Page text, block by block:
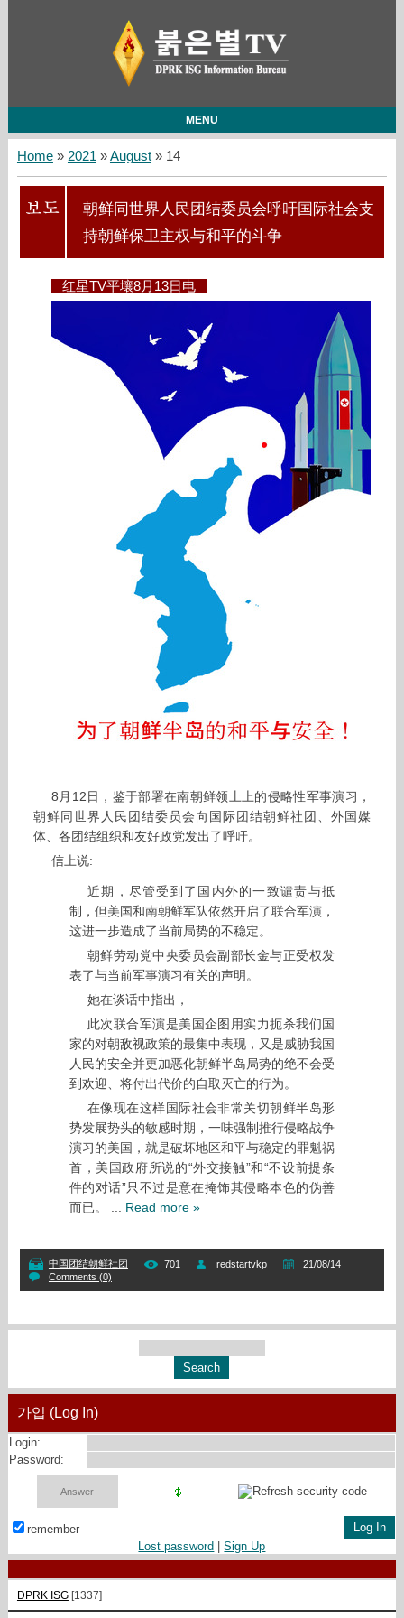
MENU
Home» 2021 »August » 14
朝鲜同世界人民团结委员会呼吁国际社会支
持朝鲜保卫主权与和平的斗争
红星TV平壤8月13日电
8月12日，鉴于部署在南朝鲜领土上的侵略性军事演习，
朝鲜同世界人民团结委员会向国际团结朝鲜社团、外国媒
体、各团结组织和友好政党发出了呼吁。
信上说:
近期，尽管受到了国内外的一致谴责与抵
制，但美国和南朝鲜军队依然开启了联合军演，
这进一步造成了当前局势的不稳定。
朝鲜劳动党中央委员会副部长金与正受权发
表了与当前军事演习有关的声明。
她在谈话中指出，
此次联合军演是美国企图用实力扼杀我们国
家的对朝敌视政策的最集中表现，又是威胁我国
人民的安全并更加恶化朝鲜半岛局势的绝不会受
到欢迎、将付出代价的自取灭亡的行为。
在像现在这样国际社会非常关切朝鲜半岛形
势发展势头的敏感时期，一味强制推行侵略战争
演习的美国，就是破坏地区和平与稳定的罪魁祸
首，美国政府所说的“外交接触”和“不设前提条
件的对话”只不过是意在掩饰其侵略本色的伪善
而已。
Read more »
中国团结朝鲜社团 701 redstartvkp
21/08/14
Comments (0)
가입 (Log In)
Login:
Password:
remember
Lost password |Sign Up
DPRK ISG [1337]